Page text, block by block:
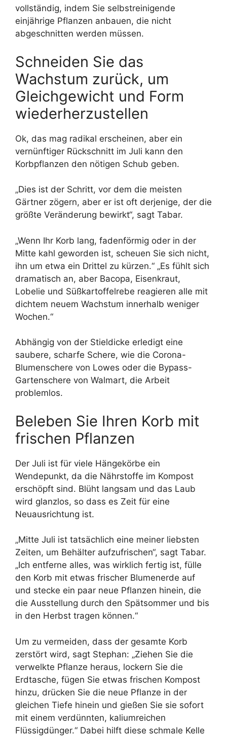
vollständig, indem Sie selbstreinigende
einjährige Pflanzen anbauen, die nicht
abgeschnitten werden müssen.
Schneiden Sie das
Wachstum zurück, um
Gleichgewicht und Form
wiederherzustellen
Ok, das mag radikal erscheinen, aber ein
vernünftiger Rückschnitt im Juli kann den
Korbpflanzen den nötigen Schub geben.
„Dies ist der Schritt, vor dem die meisten
Gärtner zögern, aber er ist oft derjenige, der die
größte Veränderung bewirkt“, sagt Tabar.
„Wenn Ihr Korb lang, fadenförmig oder in der
Mitte kahl geworden ist, scheuen Sie sich nicht,
ihn um etwa ein Drittel zu kürzen.“ „Es fühlt sich
dramatisch an, aber Bacopa, Eisenkraut,
Lobelie und Süßkartoffelrebe reagieren alle mit
dichtem neuem Wachstum innerhalb weniger
Wochen.“
Abhängig von der Stieldicke erledigt eine
saubere, scharfe Schere, wie die Corona-
Blumenschere von Lowes oder die Bypass-
Gartenschere von Walmart, die Arbeit
problemlos.
Beleben Sie Ihren Korb mit
frischen Pflanzen
Der Juli ist für viele Hängekörbe ein
Wendepunkt, da die Nährstoffe im Kompost
erschöpft sind. Blüht langsam und das Laub
wird glanzlos, so dass es Zeit für eine
Neuausrichtung ist.
„Mitte Juli ist tatsächlich eine meiner liebsten
Zeiten, um Behälter aufzufrischen“, sagt Tabar.
„Ich entferne alles, was wirklich fertig ist, fülle
den Korb mit etwas frischer Blumenerde auf
und stecke ein paar neue Pflanzen hinein, die
die Ausstellung durch den Spätsommer und bis
in den Herbst tragen können.“
Um zu vermeiden, dass der gesamte Korb
zerstört wird, sagt Stephan: „Ziehen Sie die
verwelkte Pflanze heraus, lockern Sie die
Erdtasche, fügen Sie etwas frischen Kompost
hinzu, drücken Sie die neue Pflanze in der
gleichen Tiefe hinein und gießen Sie sie sofort
mit einem verdünnten, kaliumreichen
Flüssigdünger.“ Dabei hilft diese schmale Kelle